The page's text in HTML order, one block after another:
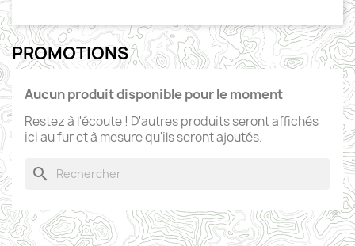
PROMOTIONS
Aucun produit disponible pour le moment
Restez à l'écoute ! D'autres produits seront affichés
ici au fur et à mesure qu'ils seront ajoutés.
search